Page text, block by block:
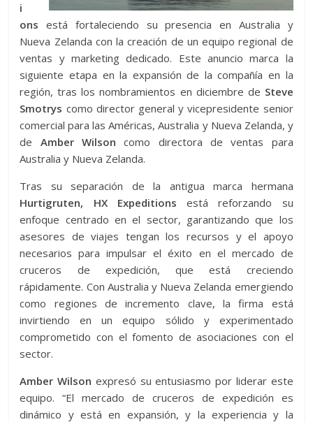
i
ons está fortaleciendo su presencia en Australia y
Nueva Zelanda con la creación de un equipo regional de
ventas y marketing dedicado. Este anuncio marca la
siguiente etapa en la expansión de la compañía en la
región, tras los nombramientos en diciembre de Steve
Smotrys como director general y vicepresidente senior
comercial para las Américas, Australia y Nueva Zelanda, y
de Amber Wilson como directora de ventas para
Australia y Nueva Zelanda.
Tras su separación de la antigua marca hermana
Hurtigruten, HX Expeditions está reforzando su
enfoque centrado en el sector, garantizando que los
asesores de viajes tengan los recursos y el apoyo
necesarios para impulsar el éxito en el mercado de
cruceros de expedición, que está creciendo
rápidamente. Con Australia y Nueva Zelanda emergiendo
como regiones de incremento clave, la firma está
invirtiendo en un equipo sólido y experimentado
comprometido con el fomento de asociaciones con el
sector.
Amber Wilson expresó su entusiasmo por liderar este
equipo. “El mercado de cruceros de expedición es
dinámico y está en expansión, y la experiencia y la